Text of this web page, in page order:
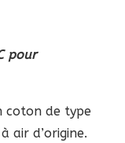
pour
coton de type
air d’origine.